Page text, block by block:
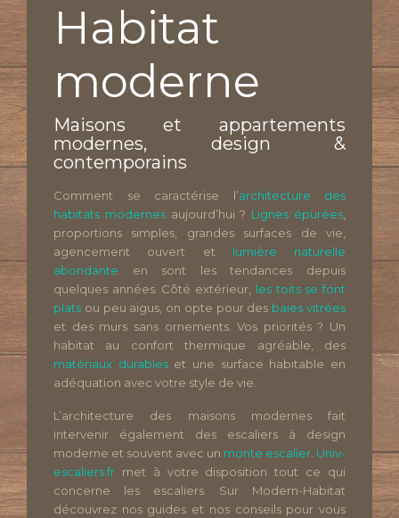
Habitat
moderne
Maisons et appartements
modernes, design &
contemporains
Comment se caractérise l’architecture des
habitats modernesaujourd’hui ? Lignes épurées,
proportions simples, grandes surfaces de vie,
agencement ouvert et lumière naturelle
abondante en sont les tendances depuis
quelques années. Côté extérieur, les toits se font
plats ou peu aigus, on opte pour des baies vitrées
et des murs sans ornements. Vos priorités ? Un
habitat au confort thermique agréable, des
matériaux durableset une surface habitable en
adéquation avec votre style de vie.
L’architecture des maisons modernes fait
intervenir également des escaliers à design
moderne et souvent avec un monte escalier. Univ-
escaliers.fr met à votre disposition tout ce qui
concerne les escaliers. Sur Modern-Habitat
découvrez nos guides et nos conseils pour vous